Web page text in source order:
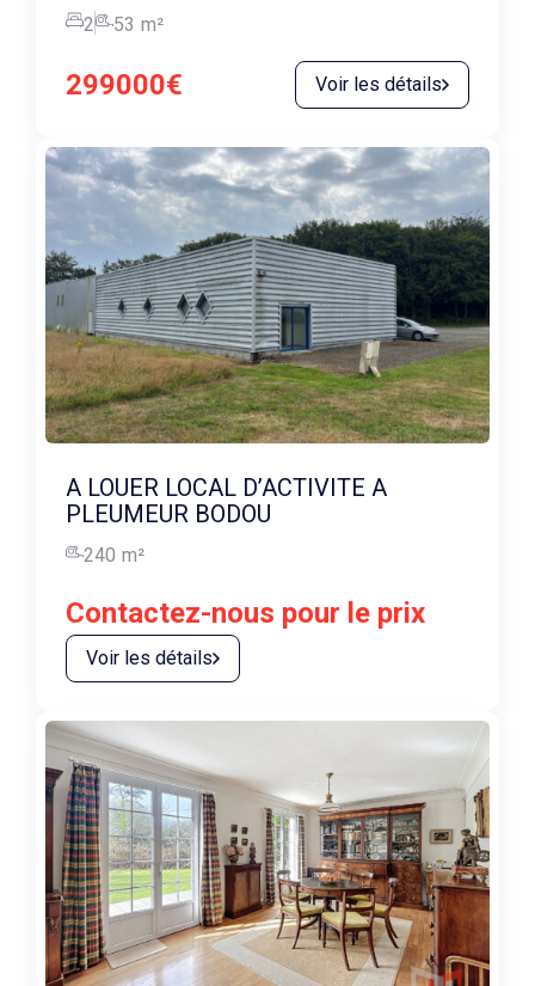
2 53 m²
299000€ Voir les détails
A LOUER LOCAL D’ACTIVITE A
PLEUMEUR BODOU
240 m²
Contactez-nous pour le prix
Voir les détails